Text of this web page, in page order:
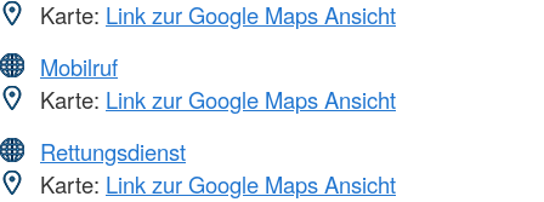
Karte: Link zur Google Maps Ansicht
Mobilruf
Karte: Link zur Google Maps Ansicht
Rettungsdienst
Karte: Link zur Google Maps Ansicht